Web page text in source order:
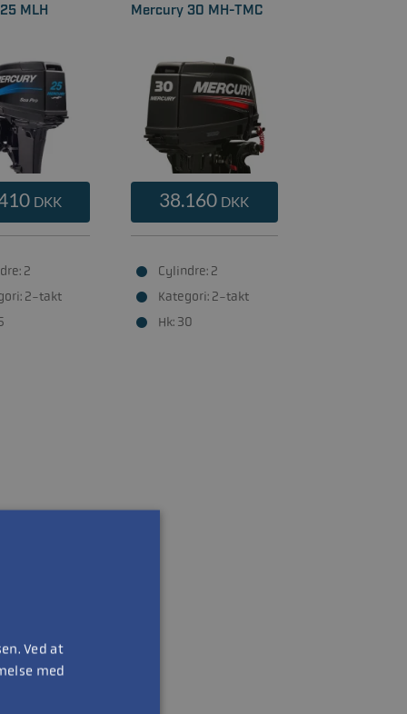
MLH
DKK
2
2-takt
Mercury 30 MH-TMC
38.160 DKK
Cylindre: 2
Kategori: 2-takt
Hk: 30
Ved at
med